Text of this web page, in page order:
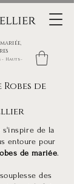
- Hauts-
de
s'inspire de la
entoure pour
de mariée.
des